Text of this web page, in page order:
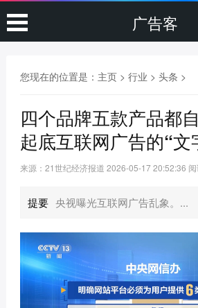
广告客
您现在的位置是： 主页> 行业 > 头条 >
四个品牌五款产品都
起底互联网广告的“文
来源：21世纪经济报道 2026-05-17 20:52:36 阅
提要 央视曝光互联网广告乱象。...